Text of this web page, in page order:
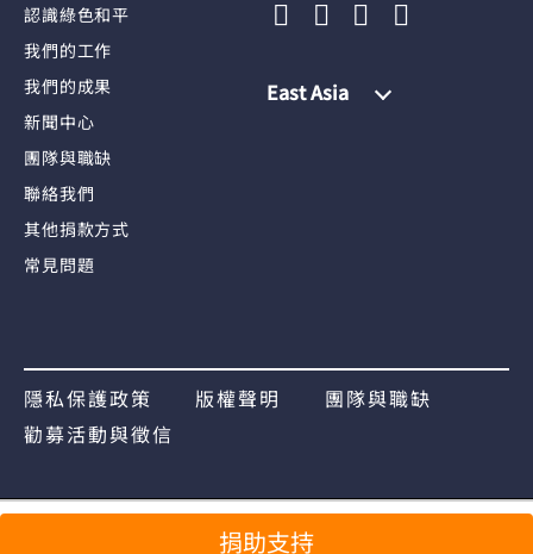
認識綠色和平
我們的工作
我們的成果
新聞中心
團隊與職缺
聯絡我們
其他捐款方式
常見問題
East Asia
隱私保護政策 版權聲明
團隊與職缺
勸募活動與徵信
捐助支持